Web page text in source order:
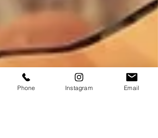
Phone Instagram Email